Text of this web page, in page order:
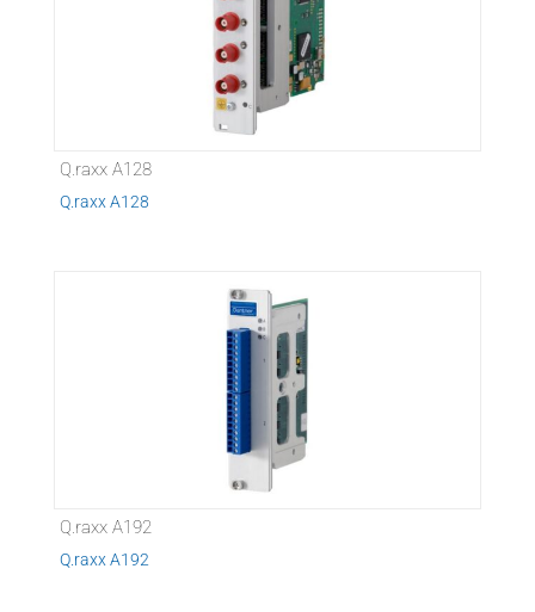
Q.raxx A128
Q.raxx A128
Q.raxx A192
Q.raxx A192